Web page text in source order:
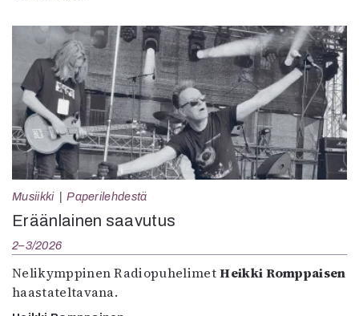
Musiikki Paperilehdestä
Eräänlainen saavutus
2–3/2026
Nelikymppinen RadiopuhelimetHeikki Romppaisen
haastateltavana.